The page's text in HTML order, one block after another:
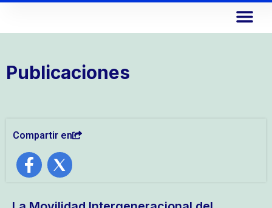
Publicaciones
Compartir en